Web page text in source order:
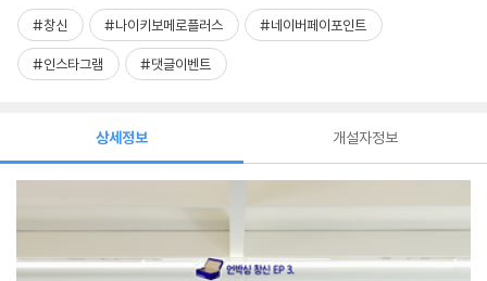
#창신 #나이키보메로플러스 #네이버페이포인트
#인스타그램 #댓글이벤트
상세정보 개설자정보